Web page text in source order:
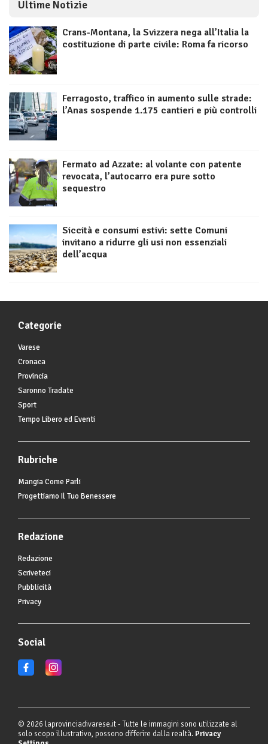
Ultime Notizie
Crans-Montana, la Svizzera nega all’Italia la
costituzione di parte civile: Roma fa ricorso
Ferragosto, traffico in aumento sulle strade:
l’Anas sospende 1.175 cantieri e più controlli
Fermato ad Azzate: al volante con patente
revocata, l’autocarro era pure sotto
sequestro
Siccità e consumi estivi: sette Comuni
invitano a ridurre gli usi non essenziali
dell’acqua
Categorie
Varese
Cronaca
Provincia
Saronno Tradate
Sport
Tempo Libero ed Eventi
Rubriche
Mangia Come Parli
Progettiamo Il Tuo Benessere
Redazione
Redazione
Scriveteci
Pubblicità
Privacy
Social
© 2026 laprovinciadivarese.it - Tutte le immagini sono utilizzate al
solo scopo illustrativo, possono differire dalla realtà. Privacy